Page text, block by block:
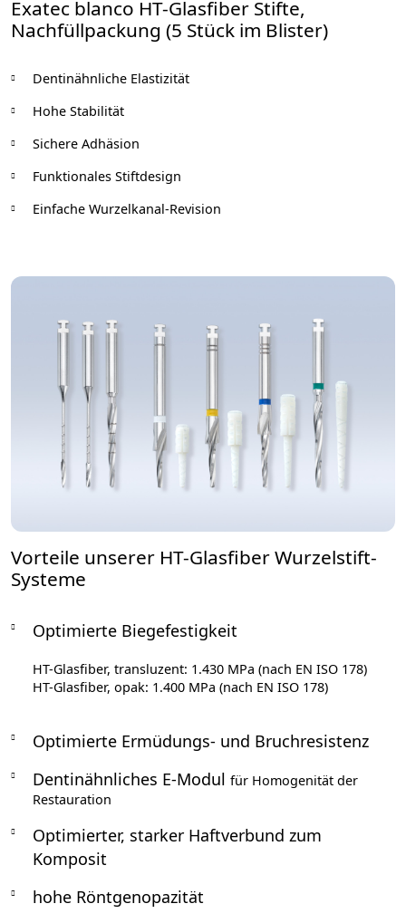
Exatec blanco HT-Glasfiber Stifte,
Nachfüllpackung (5 Stück im Blister)
Dentinähnliche Elastizität
Hohe Stabilität
Sichere Adhäsion
Funktionales Stiftdesign
Einfache Wurzelkanal-Revision
Vorteile unserer HT-Glasfiber Wurzelstift-
Systeme
Optimierte Biegefestigkeit
HT-Glasfiber, transluzent: 1.430 MPa (nach EN ISO 178)
HT-Glasfiber, opak: 1.400 MPa (nach EN ISO 178)
Optimierte Ermüdungs- und Bruchresistenz
Dentinähnliches E-Modul für Homogenität der
Restauration
Optimierter, starker Haftverbund zum
Komposit
hohe Röntgenopazität